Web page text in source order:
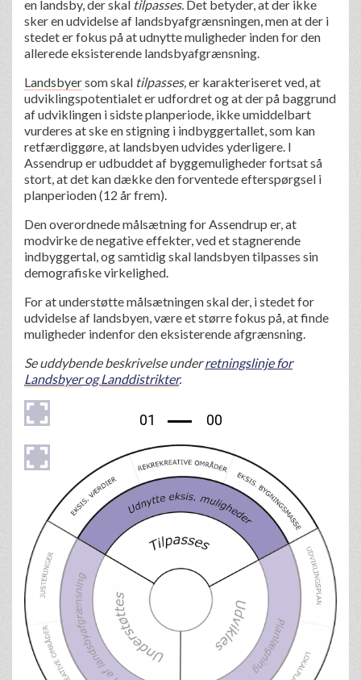
en landsby, der skal tilpasses. Det betyder, at der ikke
sker en udvidelse af landsbyafgrænsningen, men at der i
stedet er fokus på at udnytte muligheder inden for den
allerede eksisterende landsbyafgrænsning.
Landsbyersom skal tilpasses,er karakteriseret ved, at
udviklingspotentialet er udfordret og at der på baggrund
af udviklingen i sidste planperiode, ikke umiddelbart
vurderes at ske en stigning i indbyggertallet, som kan
retfærdiggøre, at landsbyen udvides yderligere. I
Assendrup er udbuddet af byggemuligheder fortsat så
stort, at det kan dække den forventede efterspørgsel i
planperioden (12 år frem).
Den overordnede målsætning for Assendrup er, at
modvirke de negative effekter, ved et stagnerende
indbyggertal, og samtidig skal landsbyen tilpasses sin
demografiske virkelighed.
For at understøtte målsætningen skal der, i stedet for
udvidelse af landsbyen, være et større fokus på, at finde
muligheder indenfor den eksisterende afgrænsning.
Se uddybende beskrivelse underretningslinje for
LandsbyerogLanddistrikter.
01 00